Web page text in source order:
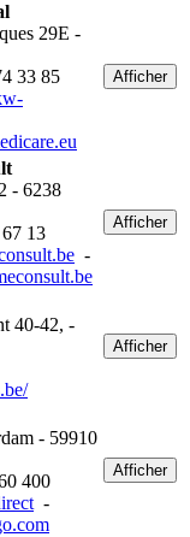
29E -
33 85
Afficher
- 6238
13
-
Afficher
40-42, -
Afficher
- 59910
400
-
Afficher